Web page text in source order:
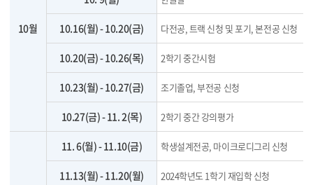
10월 10.16(월) - 10.20(금) 다전공, 트랙 신청 및 포기, 본전공 신청
10.20(금) - 10.26(목) 2학기 중간시험
10.23(월) - 10.27(금) 조기졸업, 부전공 신청
10.27(금) - 11. 2(목) 2학기 중간 강의평가
11. 6(월) - 11.10(금) 학생설계전공, 마이크로디그리 신청
11.13(월) - 11.20(월) 2024학년도 1학기 재입학 신청